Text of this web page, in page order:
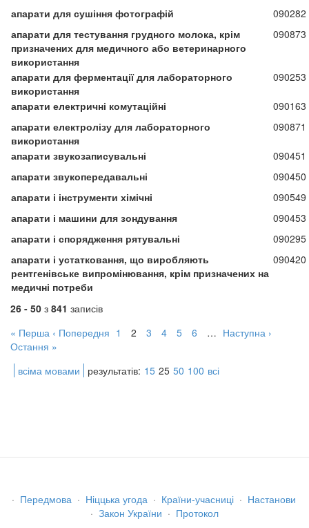
апарати для сушіння фотографій
090282
апарати для тестування грудного молока, крім
призначених для медичного або ветеринарного
використання
090873
апарати для ферментації для лабораторного
використання
090253
апарати електричні комутаційні
090163
апарати електролізу для лабораторного
використання
090871
апарати звукозаписувальні
090451
апарати звукопередавальні
090450
апарати і інструменти хімічні
090549
апарати і машини для зондування
090453
апарати і спорядження рятувальні
090295
апарати і устатковання, що виробляють
рентгенівське випромінювання, крім призначених на
медичні потреби
090420
26 - 50 з 841 записів
« Перша ‹ Попередня 1 2 3 4 5 6 … Наступна ›
Остання »
всіма мовами
результатів: 15 25 50 100 всі
· Передмова · Ніццька угода · Країни-учасниці · Настанови
· Закон України · Протокол